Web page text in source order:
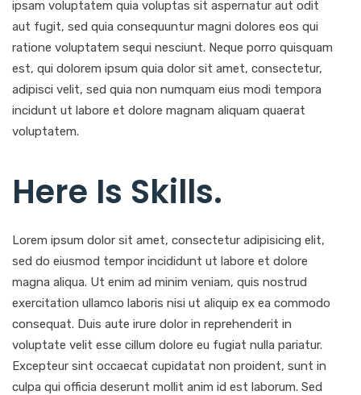
ipsam voluptatem quia voluptas sit aspernatur aut odit
aut fugit, sed quia consequuntur magni dolores eos qui
ratione voluptatem sequi nesciunt. Neque porro quisquam
est, qui dolorem ipsum quia dolor sit amet, consectetur,
adipisci velit, sed quia non numquam eius modi tempora
incidunt ut labore et dolore magnam aliquam quaerat
voluptatem.
Here Is Skills.
Lorem ipsum dolor sit amet, consectetur adipisicing elit,
sed do eiusmod tempor incididunt ut labore et dolore
magna aliqua. Ut enim ad minim veniam, quis nostrud
exercitation ullamco laboris nisi ut aliquip ex ea commodo
consequat. Duis aute irure dolor in reprehenderit in
voluptate velit esse cillum dolore eu fugiat nulla pariatur.
Excepteur sint occaecat cupidatat non proident, sunt in
culpa qui officia deserunt mollit anim id est laborum. Sed